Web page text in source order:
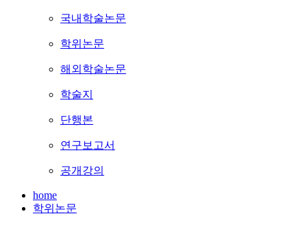
국내학술논문
학위논문
해외학술논문
학술지
단행본
연구보고서
공개강의
home
학위논문